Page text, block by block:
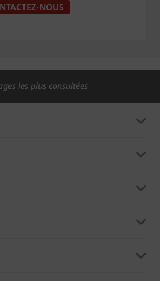
NOUS
les plus consultées